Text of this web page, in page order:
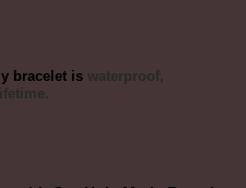
bracelet is waterproof,